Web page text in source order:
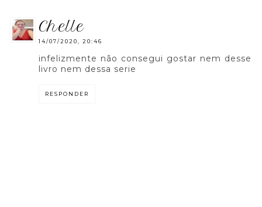
chelle
14/07/2020, 20:46
infelizmente não consegui gostar nem desse
livro nem dessa serie
RESPONDER